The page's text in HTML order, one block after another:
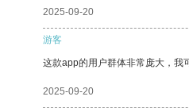
2025-09-20
游客
这款app的用户群体非常庞大，我
2025-09-20